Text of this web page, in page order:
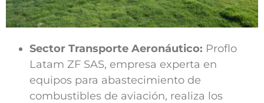
Sector Transporte Aeronáutico: Proflo
Latam ZF SAS, empresa experta en
equipos para abastecimiento de
combustibles de aviación, realiza los